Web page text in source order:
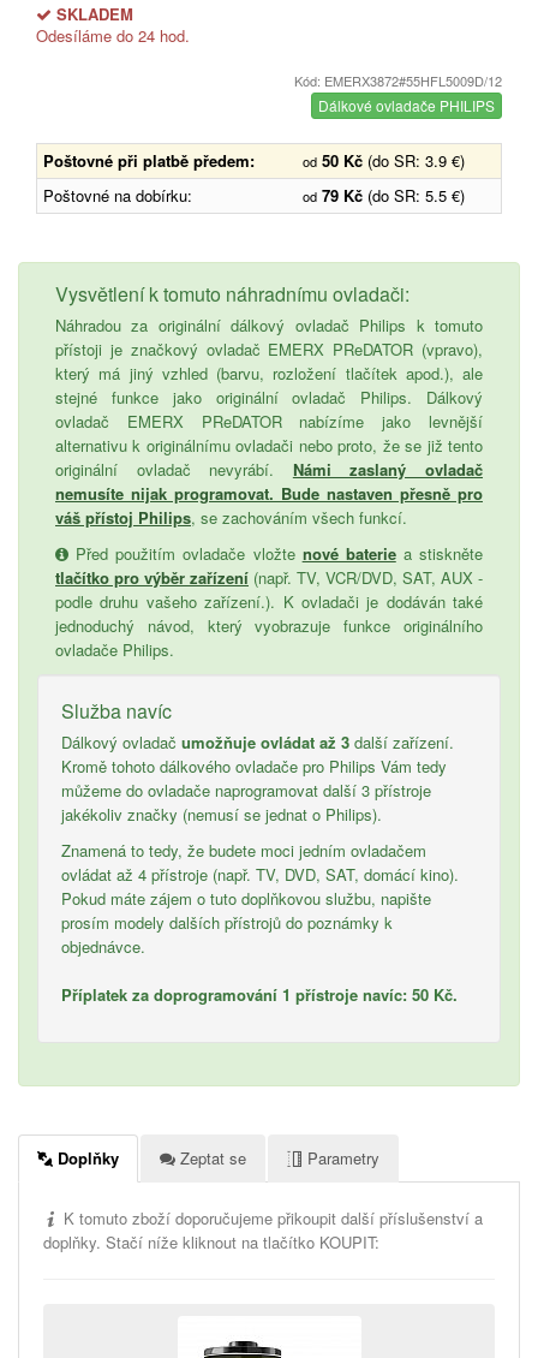
SKLADEM
Odesíláme do 24 hod.
Kód: EMERX3872#55HFL5009D/12
Dálkové ovladače PHILIPS
Poštovné při platbě předem: od 50 Kč (do SR: 3.9 €)
Poštovné na dobírku:
od 79 Kč (do SR: 5.5 €)
Vysvětlení k tomuto náhradnímu ovladači:
Náhradou za originální dálkový ovladač Philips k tomuto
přístoji je značkový ovladač EMERX PReDATOR (vpravo),
který má jiný vzhled (barvu, rozložení tlačítek apod.), ale
stejné funkce jako originální ovladač Philips. Dálkový
ovladač EMERX PReDATOR nabízíme jako levnější
alternativu k originálnímu ovladači nebo proto, že se již tento
originální ovladač nevyrábí. Námi zaslaný ovladač
nemusíte nijak programovat. Bude nastaven přesně pro
váš přístoj Philips, se zachováním všech funkcí.
Před použitím ovladače vložte nové bateriea stiskněte
tlačítko pro výběr zařízení (např. TV, VCR/DVD, SAT, AUX -
podle druhu vašeho zařízení.). K ovladači je dodáván také
jednoduchý návod, který vyobrazuje funkce originálního
ovladače Philips.
Služba navíc
Dálkový ovladač umožňuje ovládat až 3 další zařízení.
Kromě tohoto dálkového ovladače pro Philips Vám tedy
můžeme do ovladače naprogramovat další 3 přístroje
jakékoliv značky (nemusí se jednat o Philips).
Znamená to tedy, že budete moci jedním ovladačem
ovládat až 4 přístroje (např. TV, DVD, SAT, domácí kino).
Pokud máte zájem o tuto doplňkovou službu, napište
prosím modely dalších přístrojů do poznámky k
objednávce.
Příplatek za doprogramování 1 přístroje navíc: 50 Kč.
Doplňky Zeptat se Parametry
K tomuto zboží doporučujeme přikoupit další příslušenství a
doplňky. Stačí níže kliknout na tlačítko KOUPIT: